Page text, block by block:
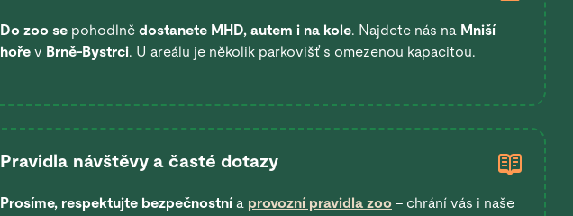
Do zoo se pohodlně dostanete MHD, autem i na kole. Najdete nás na Mniší
hoře v Brně-Bystrci. U areálu je několik parkovišť s omezenou kapacitou.
Pravidla návštěvy a časté dotazy
Prosíme, respektujte bezpečnostní a provozní pravidla zoo – chrání vás i naše